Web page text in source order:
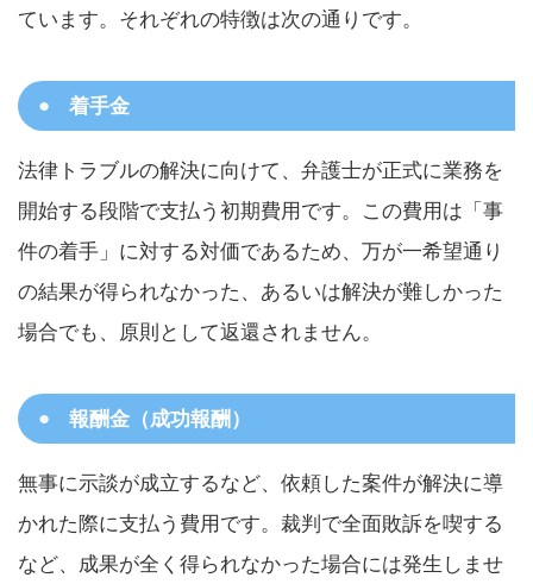
ています。それぞれの特徴は次の通りです。
着手金
法律トラブルの解決に向けて、弁護士が正式に業務を
開始する段階で支払う初期費用です。この費用は「事
件の着手」に対する対価であるため、万が一希望通り
の結果が得られなかった、あるいは解決が難しかった
場合でも、原則として返還されません。
報酬金（成功報酬）
無事に示談が成立するなど、依頼した案件が解決に導
かれた際に支払う費用です。裁判で全面敗訴を喫する
など、成果が全く得られなかった場合には発生しませ